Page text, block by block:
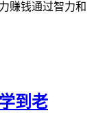
赚钱通过智力和
到老